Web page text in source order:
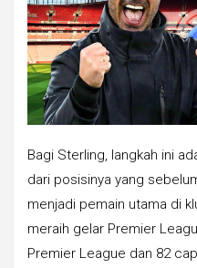
Bagi Sterling, langkah ini
dari posisinya yang
menjadi pemain utama di
meraih gelar Premier
Premier League dan 82